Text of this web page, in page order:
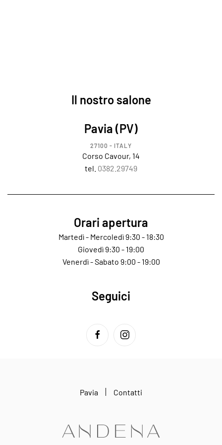
Il nostro salone
Pavia (PV)
27100 - ITALY
Corso Cavour, 14
tel. 0382.29749
Orari apertura
Martedì - Mercoledì 9:30 - 18:30
Giovedì 9:30 - 19:00
Venerdì - Sabato 9:00 - 19:00
Seguici
Pavia Contatti